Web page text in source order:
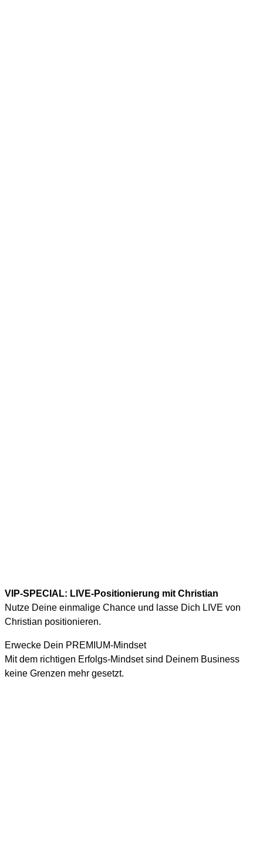
VIP-SPECIAL: LIVE-Positionierung mit Christian
Nutze Deine einmalige Chance und lasse Dich LIVE von
Christian positionieren.
Erwecke Dein PREMIUM-Mindset
Mit dem richtigen Erfolgs-Mindset sind Deinem Business
keine Grenzen mehr gesetzt.